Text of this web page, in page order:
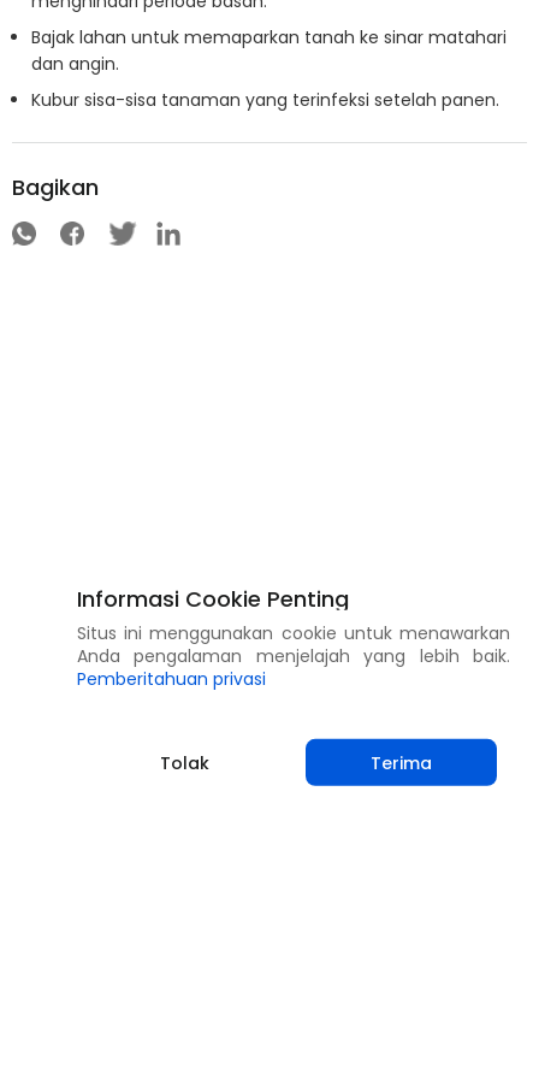
Bajak lahan untuk memaparkan tanah ke sinar matahari
dan angin.
Kubur sisa-sisa tanaman yang terinfeksi setelah panen.
Bagikan
Informasi Cookie Penting
Situs ini menggunakan cookie untuk menawarkan
Anda pengalaman menjelajah yang lebih baik.
Pemberitahuan privasi
Tolak Terima